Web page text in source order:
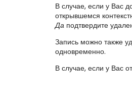
В случае, если у Вас
открывшемся
Даподтвердите
Запись можно также
одновременно.
В случае, если у Вас